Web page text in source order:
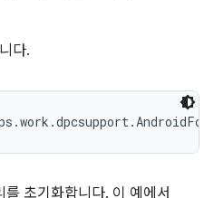
다.
초기화합니다. 이 예에서